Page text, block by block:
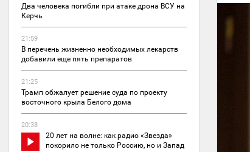
Два человека погибли при атаке дрона ВСУ на
Керчь
21:59
В перечень жизненно необходимых лекарств
добавили еще пять препаратов
21:25
Трамп обжалует решение суда по проекту
восточного крыла Белого дома
20:38
20 лет на волне: как радио «Звезда»
покорило не только Россию, но и Запад